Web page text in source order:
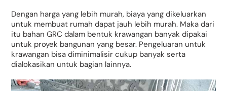
Dengan harga yang lebih murah, biaya yang dikeluarkan
untuk membuat rumah dapat jauh lebih murah. Maka dari
itu bahan GRC dalam bentuk krawangan banyak dipakai
untuk proyek bangunan yang besar. Pengeluaran untuk
krawangan bisa diminimalisir cukup banyak serta
dialokasikan untuk bagian lainnya.